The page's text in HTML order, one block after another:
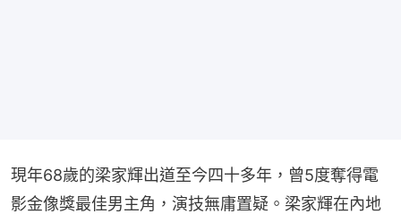
現年68歲的梁家輝出道至今四十多年，曾5度奪得電
影金像獎最佳男主角，演技無庸置疑。梁家輝在內地